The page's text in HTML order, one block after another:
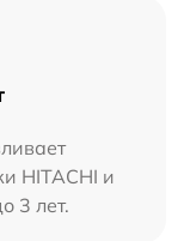
HITACHI и
3 лет.